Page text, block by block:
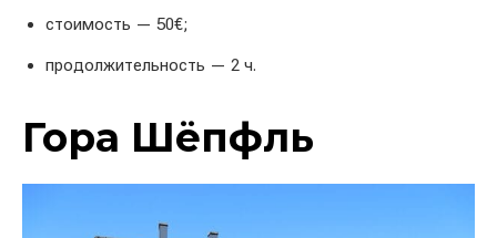
стоимость — 50€;
продолжительность — 2 ч.
Гора Шёпфль